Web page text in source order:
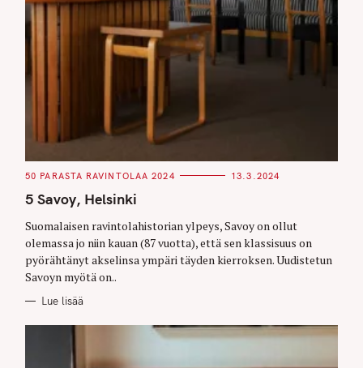
C
T
E
O
R
I
S
50 PARASTA RAVINTOLAA 2024 13.3.2024
5 Savoy, Helsinki
Suomalaisen ravintolahistorian ylpeys, Savoy on ollut
olemassa jo niin kauan (87 vuotta), että sen klassisuus on
pyörähtänyt akselinsa ympäri täyden kierroksen. Uudistetun
Savoyn myötä on..
Lue lisää